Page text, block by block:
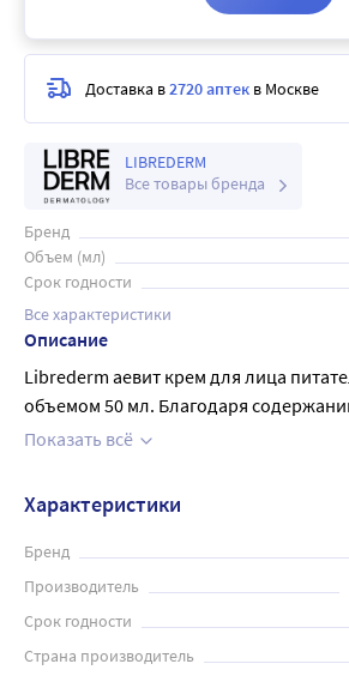
LIBREDERM
Все товары бренда
Бренд
Объем (мл)
Срок годности
Все характеристики
Описание
Librederm аевит крем для лица
объемом 50 мл. Благодаря
он интенсивно увлажняет, питает и
и быстро впитывается, не оставляя
Рекомендуется для всех типов кожи
время.
Показать всё
Доставка в2720 аптек в Москве
Характеристики
Бренд
Производитель
Срок годности
Страна производитель